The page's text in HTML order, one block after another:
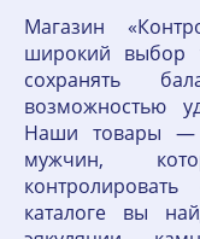
Магазин
широкий выбор
сохранять
возможностью
Наши товары —
мужчин,
каталоге вы